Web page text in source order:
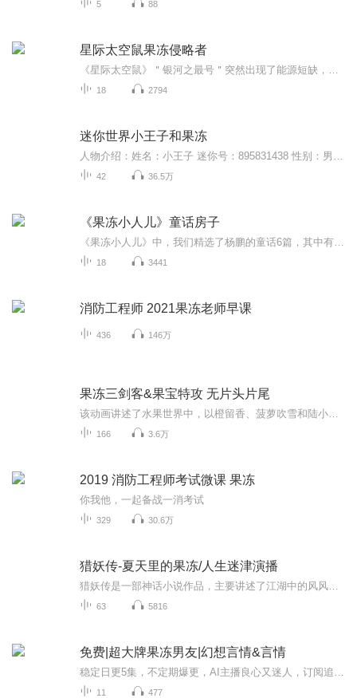
5 88
星际太空鼠果冻侵略者
18 2794
迷你世界小王子和果冻
42 36.5万
《果冻小人儿》童话房子
18 3441
消防工程师 2021果冻老师早课
436 146万
果冻三剑客&果宝特攻 无片头片尾
166 3.6万
2019 消防工程师考试微课 果冻
你我他，一起备战一消考试
329 30.6万
猎妖传-夏天里的果冻/人生迷津演播
63 5816
免费|超大牌果冻男友|幻想言情&言情
11 477